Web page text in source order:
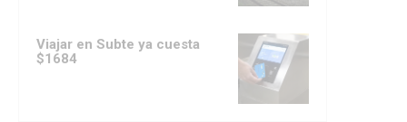
Viajar en Subte ya cuesta
$1684